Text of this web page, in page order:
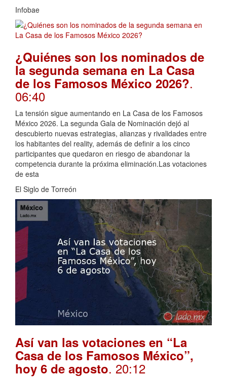
Infobae
¿Quiénes son los nominados de
la segunda semana en La Casa
de los Famosos México 2026?.
06:40
La tensión sigue aumentando en La Casa de los Famosos
México 2026. La segunda Gala de Nominación dejó al
descubierto nuevas estrategias, alianzas y rivalidades entre
los habitantes del reality, además de definir a los cinco
participantes que quedaron en riesgo de abandonar la
competencia durante la próxima eliminación.Las votaciones
de esta
El Siglo de Torreón
Así van las votaciones en “La
Casa de los Famosos México”,
hoy 6 de agosto. 20:12